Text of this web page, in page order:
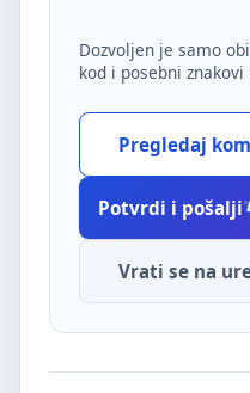
Dozvoljen je samo
kod i posebni
Pregledaj
Potvrdi i pošalji
Vrati se na